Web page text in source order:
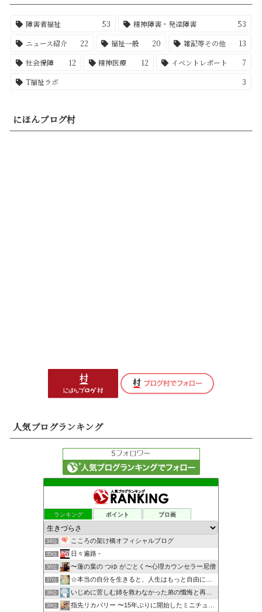
障害者福祉 53 精神障害・発達障害
53
ニュース紹介
22 福祉一般 20 雑記等その他
13
社会保障
12 精神医療 12 イベントレポート
7
T福祉ラボ
3
にほんブログ村
人気ブログランキング
ランキング ポイント ブロ画
34位 こころの架け橋オフィシャルブログ
35位 日々遍路 -
36位 〜蓮の葉の つゆ がごとく〜心理カウンセラー尼僧
37位 ☆本当の自分を生きると、人生はもっと自由になる☆
38位 いじめに苦しむ姉を救わなかった弟の懺悔と再起のブログ
39位 指先リカバリー 〜15年ぶりに開始したミニチュア作りの記憶〜